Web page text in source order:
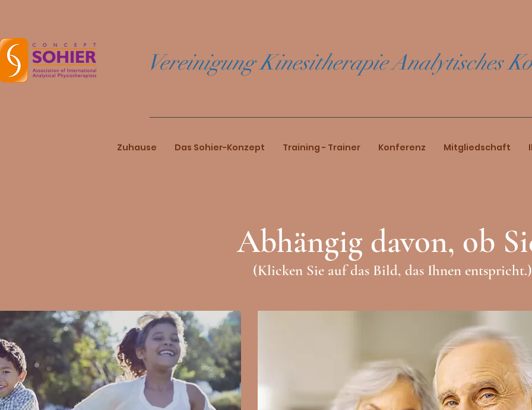
Vereinigung Kinesitherapie Analytisches
Zuhause Das Sohier-Konzept Training - Trainer Konferenz Mitgliedschaft
Abhängig davon, ob
(Klicken Sie auf das Bild, das Ihnen entspricht.)